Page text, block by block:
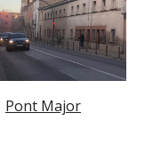
Pont Major